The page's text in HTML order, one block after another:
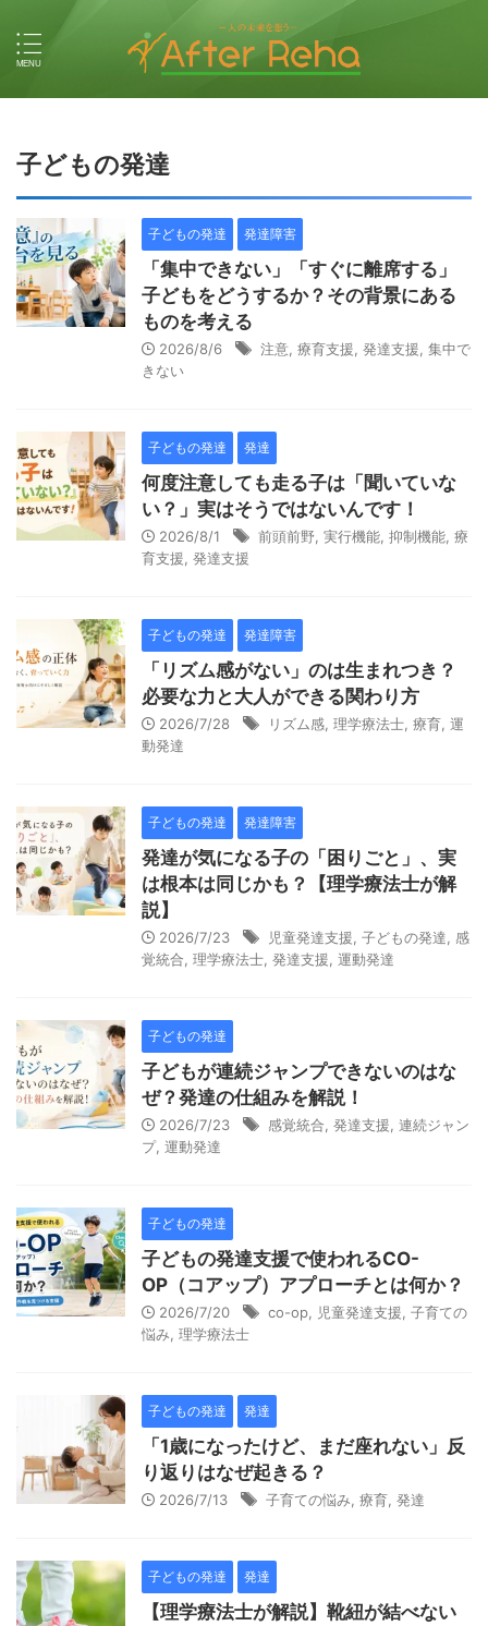
子どもの発達
子どもの発達 発達障害
「集中できない」「すぐに離席する」
子どもをどうするか？その背景にある
ものを考える
2026/8/6 注意 療育支援 発達支援 集中で
きない
子どもの発達 発達
何度注意しても走る子は「聞いていな
い？」実はそうではないんです！
2026/8/1 前頭前野 実行機能 抑制機能 療
育支援 発達支援
子どもの発達 発達障害
「リズム感がない」のは生まれつき？
必要な力と大人ができる関わり方
2026/7/28 リズム感 理学療法士 療育 運
動発達
子どもの発達 発達障害
発達が気になる子の「困りごと」、実
は根本は同じかも？【理学療法士が解
説】
2026/7/23 児童発達支援 子どもの発達
感
覚統合 理学療法士 発達支援 運動発達
子どもの発達
子どもが連続ジャンプできないのはな
ぜ？発達の仕組みを解説！
2026/7/23 感覚統合 発達支援 連続ジャン
プ, 運動発達
子どもの発達
子どもの発達支援で使われるCO-
OP（コアップ）アプローチとは何か？
2026/7/20 co-op 児童発達支援 子育ての
悩み 理学療法士
子どもの発達 発達
「1歳になったけど、まだ座れない」反
り返りはなぜ起きる？
2026/7/13 子育ての悩み 療育 発達
子どもの発達 発達
【理学療法士が解説】靴紐が結べない